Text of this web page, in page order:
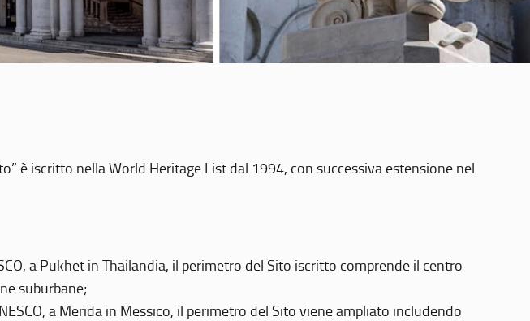
è iscritto nella World Heritage List dal 1994, con successiva estensione nel
a Pukhet in Thailandia, il perimetro del Sito iscritto comprende il centro
suburbane;
a Merida in Messico, il perimetro del Sito viene ampliato includendo